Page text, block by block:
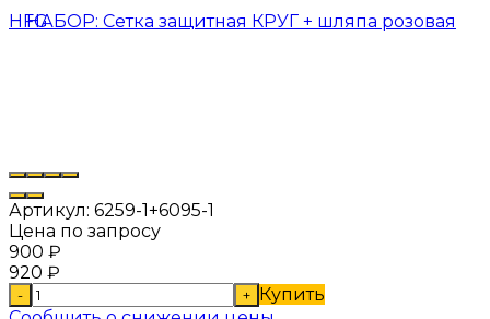
Артикул: 6259-1+6095-1
Цена по запросу
900 ₽
920 ₽
- + Купить